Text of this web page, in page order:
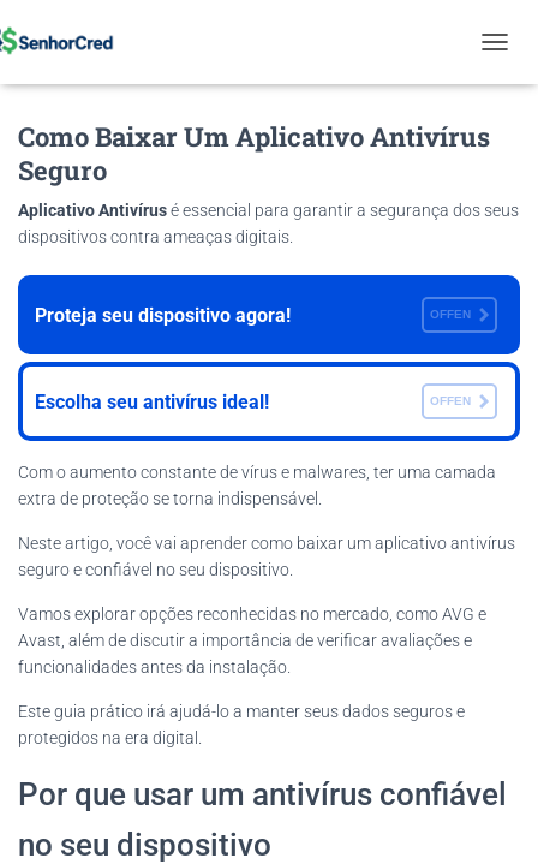
O
A
T
I
Como Baixar Um Aplicativo Antivírus
Seguro
Aplicativo Antivírusé essencial para garantir a segurança dos seus
dispositivos contra ameaças digitais.
Proteja seu dispositivo agora! OFFEN
Escolha seu antivírus ideal! OFFEN
Com o aumento constante de vírus e malwares, ter uma camada
extra de proteção se torna indispensável.
Neste artigo, você vai aprender como baixar um aplicativo antivírus
seguro e confiável no seu dispositivo.
Vamos explorar opções reconhecidas no mercado, como AVG e
Avast, além de discutir a importância de verificar avaliações e
funcionalidades antes da instalação.
Este guia prático irá ajudá-lo a manter seus dados seguros e
protegidos na era digital.
Por que usar um antivírus confiável
no seu dispositivo